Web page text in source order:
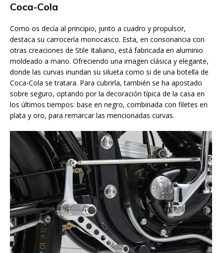
Coca-Cola
Como os decía al principio, junto a cuadro y propulsor,
destaca su carrocería monocasco. Esta, en consonancia con
otras creaciones de Stile Italiano, está fabricada en aluminio
moldeado a mano. Ofreciendo una imagen clásica y elegante,
donde las curvas inundan su silueta como si de una botella de
Coca-Cola se tratara. Para cubrirla, también se ha apostado
sobre seguro, optando por la decoración típica de la casa en
los últimos tiempos: base en negro, combinada con filetes en
plata y oro, para remarcar las mencionadas curvas.